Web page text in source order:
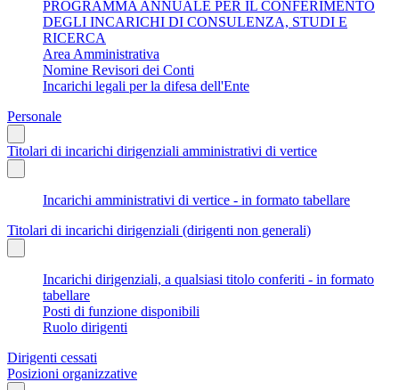
PROGRAMMA ANNUALE PER IL CONFERIMENTO
DEGLI INCARICHI DI CONSULENZA, STUDI E
RICERCA
Area Amministrativa
Nomine Revisori dei Conti
Incarichi legali per la difesa dell'Ente
Personale
Titolari di incarichi dirigenziali amministrativi di vertice
Incarichi amministrativi di vertice - in formato tabellare
Titolari di incarichi dirigenziali (dirigenti non generali)
Incarichi dirigenziali, a qualsiasi titolo conferiti - in formato
tabellare
Posti di funzione disponibili
Ruolo dirigenti
Dirigenti cessati
Posizioni organizzative